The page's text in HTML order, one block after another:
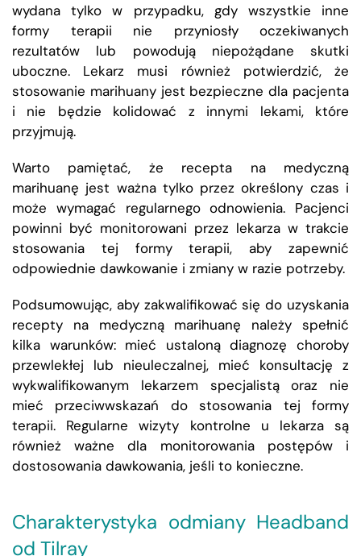
wydana tylko w przypadku, gdy wszystkie inne
formy terapii nie przyniosły oczekiwanych
rezultatów lub powodują niepożądane skutki
uboczne. Lekarz musi również potwierdzić, że
stosowanie marihuany jest bezpieczne dla pacjenta
i nie będzie kolidować z innymi lekami, które
przyjmują.
Warto pamiętać, że recepta na medyczną
marihuanę jest ważna tylko przez określony czas i
może wymagać regularnego odnowienia. Pacjenci
powinni być monitorowani przez lekarza w trakcie
stosowania tej formy terapii, aby zapewnić
odpowiednie dawkowanie i zmiany w razie potrzeby.
Podsumowując, aby zakwalifikować się do uzyskania
recepty na medyczną marihuanę należy spełnić
kilka warunków: mieć ustaloną diagnozę choroby
przewlekłej lub nieuleczalnej, mieć konsultację z
wykwalifikowanym lekarzem specjalistą oraz nie
mieć przeciwwskazań do stosowania tej formy
terapii. Regularne wizyty kontrolne u lekarza są
również ważne dla monitorowania postępów i
dostosowania dawkowania, jeśli to konieczne.
Charakterystyka odmiany Headband
od Tilray